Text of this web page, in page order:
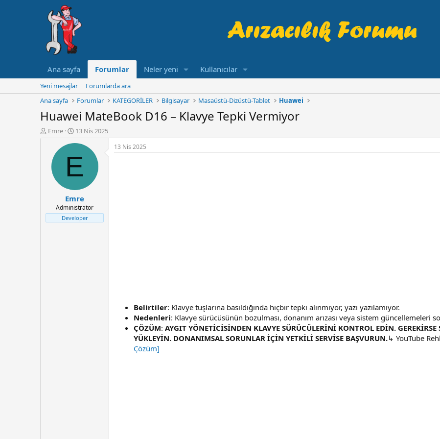
Ana sayfa Forumlar Neler yeni Kullanıcılar
Yeni mesajlar
Forumlarda ara
Ana sayfa
Forumlar KATEGORİLER Bilgisayar Masaüstü-Dizüstü-Tablet Huawei
Huawei MateBook D16 – Klavye Tepki Vermiyor
K
Emre
B
l
a
n
ı
ç
t
a
13 Nis 2025
E
Emre
Administrator
Developer
13 Nis 2025
Belirtiler: Klavye tuşlarına basıldığında hiçbir tepki alınmıyor, yazı yazılamıyor.
Nedenleri: Klavye sürücüsünün bozulması, donanım arızası veya sistem güncellemeleri
ÇÖZÜM: AYGIT YÖNETİCİSİNDEN KLAVYE SÜRÜCÜLERİNİ KONTROL EDİN. GEREKİRSE
YÜKLEYİN. DONANIMSAL SORUNLAR İÇİN YETKİLİ SERVİSE BAŞVURUN.↳ YouTube
Çözüm]